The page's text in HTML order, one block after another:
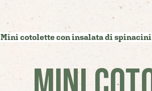
Mini cotolette con insalata di